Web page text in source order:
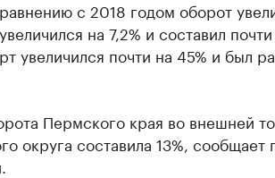
с 2018 годом оборот
на 7,2% и составил
почти на 45% и был
Пермского края во внешней
округа составила 13%, сообщает